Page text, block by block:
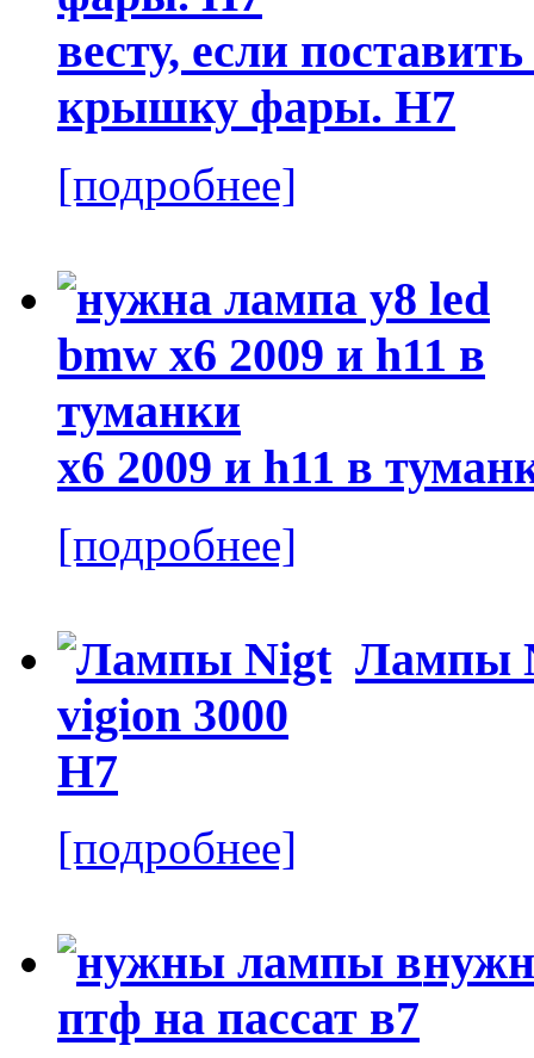
весту, если
крышку фары. H7
[подробнее]
x6 2009 и h11 в
[подробнее]
Лампы
[подробнее]